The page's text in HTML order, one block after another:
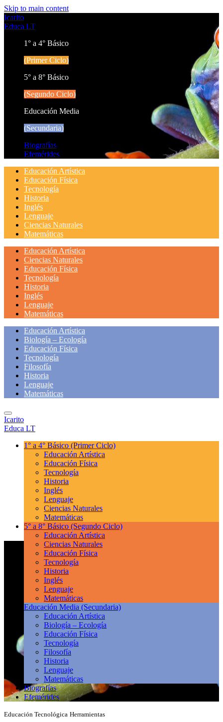
Skip to main content
Icarito
Educa LT
1° a 4° Básico
(Primer Ciclo)
5° a 8° Básico
(Segundo Ciclo)
Educación Media
(Secundaria)
Biografías
Efemérides
Educación Artística
Educación Física
Tecnología
Historia
Inglés
Lenguaje
Ciencias Naturales
Matemáticas
Educación Artística
Ciencias Naturales
Educación Física
Tecnología
Historia
Inglés
Lenguaje
Matemáticas
Educación Artística
Biología – Ecología
Educación Física
Tecnología
Filosofía
Historia
Lenguaje
Matemáticas
Icarito
Educa LT
1° a 4° Básico (Primer Ciclo)
Educación Artística
Educación Física
Tecnología
Historia
Inglés
Lenguaje
Ciencias Naturales
Matemáticas
5° a 8° Básico (Segundo Ciclo)
Educación Artística
Ciencias Naturales
Educación Física
Tecnología
Historia
Inglés
Lenguaje
Matemáticas
Educación Media (Secundaria)
Educación Artística
Biología – Ecología
Educación Física
Tecnología
Filosofía
Historia
Lenguaje
Matemáticas
Biografías
Efemérides
Educación Tecnológica Herramientas